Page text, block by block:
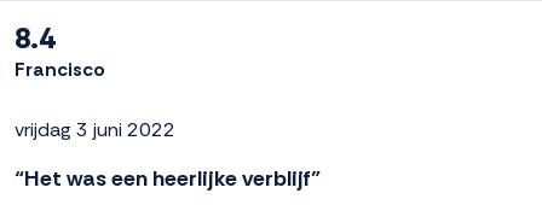
8.4
Francisco
vrijdag 3 juni 2022
“Het was een heerlijke verblijf”